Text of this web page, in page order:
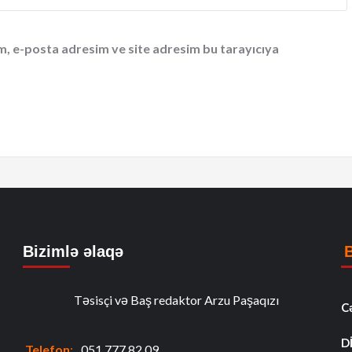
e-posta adresim ve site adresim bu tarayıcıya
Bizimlə əlaqə
Təsisçi və Baş redaktor Arzu Paşaqızı